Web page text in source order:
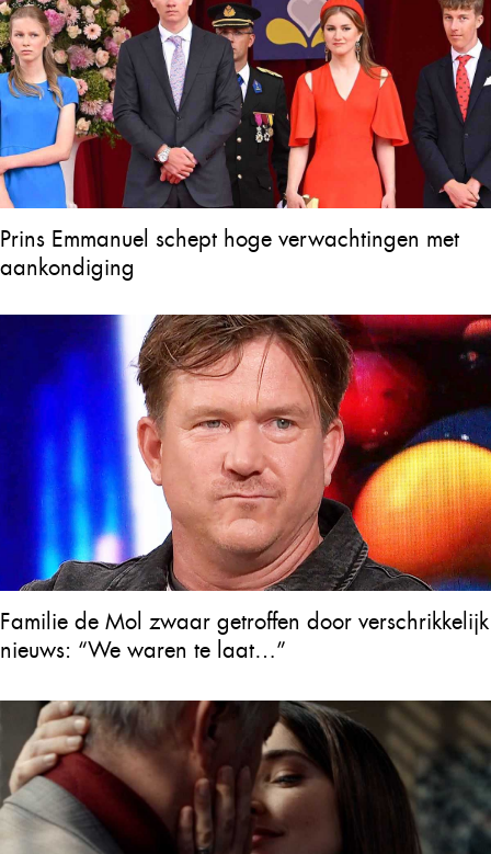
Prins Emmanuel schept hoge verwachtingen met
aankondiging
Familie de Mol zwaar getroffen door verschrikkelijk
nieuws: “We waren te laat…”